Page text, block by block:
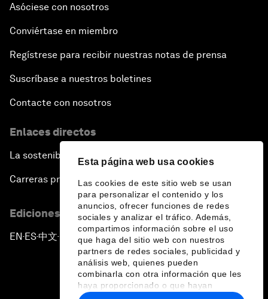
Esta página web usa cookies
Las cookies de este sitio web se usan
para personalizar el contenido y los
anuncios, ofrecer funciones de redes
sociales y analizar el tráfico. Además,
compartimos información sobre el uso
que haga del sitio web con nuestros
partners de redes sociales, publicidad y
análisis web, quienes pueden
combinarla con otra información que les
haya proporcionado o que hayan
recopilado a partir del uso que haya
The Smart City Revolution
Dragon Science
The Race towards Smart Mobility
One Belt, One Road: The Global Implications
Climate's Next Frontier
Leading the Energy Transition
Editing Humans
Towards Humane Cities
Asóciese con nosotros
Conviértase en miembro
Regístrese para recibir nuestras notas de prensa
Suscríbase a nuestros boletines
Contacte con nosotros
Enlaces directos
La sostenibilidad en el Foro
Carreras profesionales
Ediciones en otros idiomas
EN ▪ES▪中文▪ 日本語